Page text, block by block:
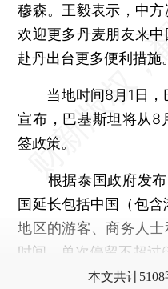
穆森。王毅表示，中
欢迎更多丹麦朋友来
赴丹出台更多便利措施。
当地时间8月1日，
宣布，巴基斯坦将从8
签政策。
根据泰国政府发布
国延长包括中国（包
地区的游客、商务人
时间，单次停留不超过
本文共计